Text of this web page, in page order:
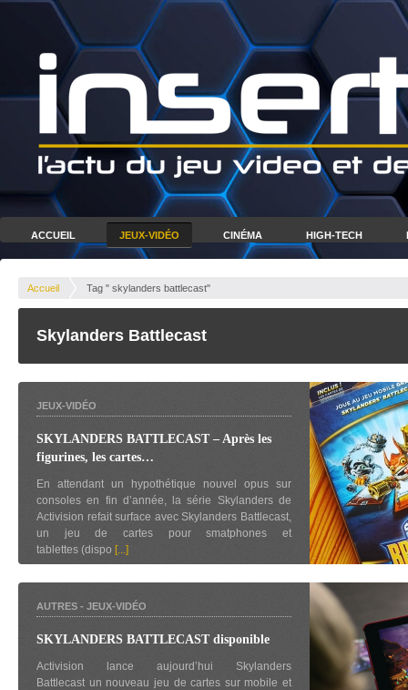
ACCUEIL JEUX-VIDÉO CINÉMA HIGH-TECH
Accueil Tag " skylanders battlecast"
Skylanders Battlecast
JEUX-VIDÉO
SKYLANDERS BATTLECAST – Après les
figurines, les cartes…
En attendant un hypothétique nouvel opus sur
consoles en fin d’année, la série Skylanders de
Activision refait surface avec Skylanders Battlecast,
un jeu de cartes pour smatphones et
tablettes (dispo [...]
AUTRES - JEUX-VIDÉO
SKYLANDERS BATTLECAST disponible
Activision lance aujourd’hui Skylanders
Battlecast un nouveau jeu de cartes sur mobile et